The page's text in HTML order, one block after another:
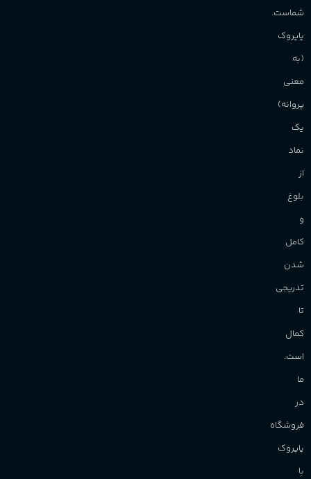
ماندگاری
آقایان
شماست.
پاپروک
(به
معنی
پروانه)
یک
نماد
از
بلوغ
و
کامل
شدن
تدریجی
تا
کمال
است.
ما
در
فروشگاه
پاپروک
با